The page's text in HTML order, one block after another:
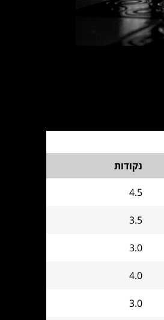
נקודות
4.5
3.5
3.0
4.0
3.0